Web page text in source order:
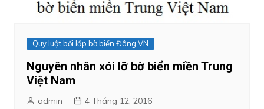
Quy luật bối lấp bờ biển Đông VN
Nguyên nhân xói lỡ bờ biển miền Trung
Việt Nam
admin 4 Tháng 12, 2016